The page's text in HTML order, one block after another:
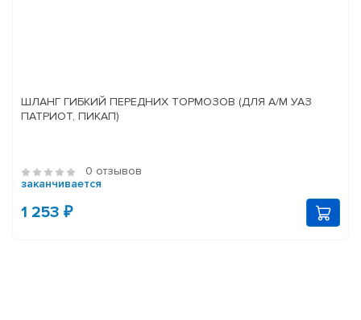
ШЛАНГ ГИБКИЙ ПЕРЕДНИХ ТОРМОЗОВ (ДЛЯ А/М УАЗ
ПАТРИОТ, ПИКАП)
0 отзывов
заканчивается
1 253 ₽